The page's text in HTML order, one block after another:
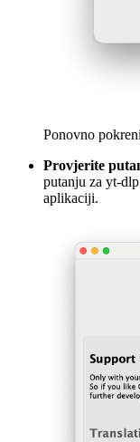
Ponovno
Provjerite
putanju za yt-
aplikaciji.